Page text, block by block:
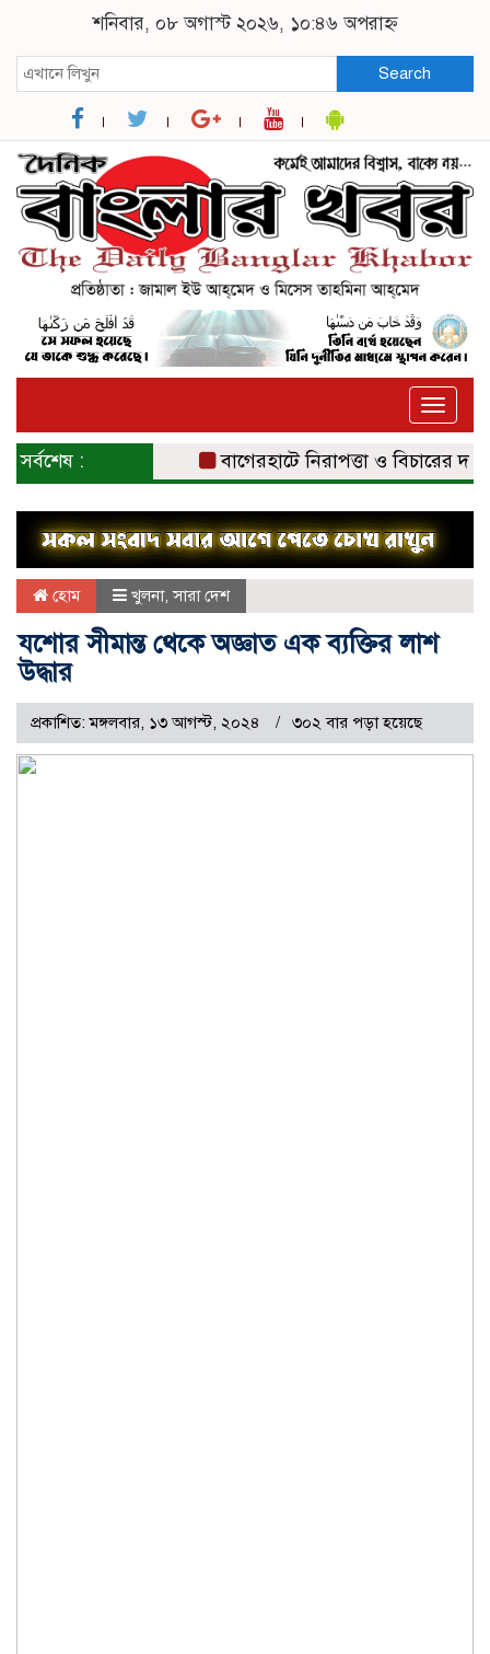
শনিবার, ০৮ অগাস্ট ২০২৬, ১০:৪৬ অপরাহ্ন
Search
Toggle
সর্বশেষ : বাগেরহাটে নিরাপত্তা ও বিচারের
হোম খুলনা,সারা দেশ
যশোর সীমান্ত থেকে অজ্ঞাত এক ব্যক্তির লাশ
উদ্ধার
প্রকাশিত: মঙ্গলবার, ১৩ আগস্ট, ২০২৪ ৩০২ বার পড়া হয়েছে